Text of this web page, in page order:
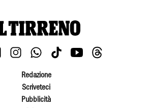
Redazione
Scriveteci
Pubblicità